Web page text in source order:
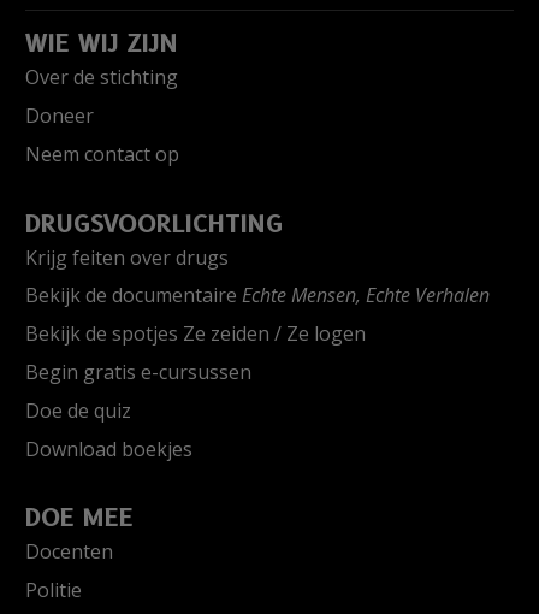
WIE WIJ ZIJN
Over de stichting
Doneer
Neem contact op
DRUGSVOORLICHTING
Krijg feiten over drugs
Bekijk de documentaire Echte Mensen, Echte Verhalen
Bekijk de spotjes Ze zeiden / Ze logen
Begin gratis e-cursussen
Doe de quiz
Download boekjes
DOE MEE
Docenten
Politie